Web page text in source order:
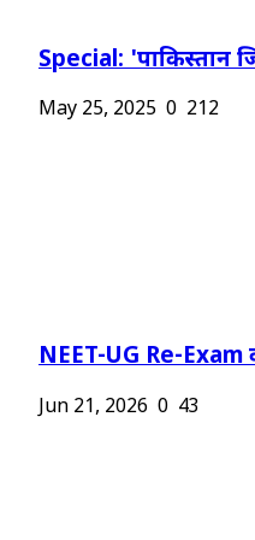
Special: 'पाकिस्तान
May 25, 2025 0 212
NEET-UG Re-Exam
Jun 21, 2026 0 43